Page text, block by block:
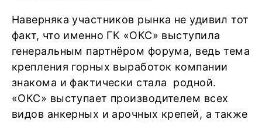
Наверняка участников рынка не удивил тот
факт, что именно ГК «ОКС» выступила
генеральным партнёром форума, ведь тема
крепления горных выработок компании
знакома и фактически стала родной.
«ОКС» выступает производителем всех
видов анкерных и арочных крепей, а также